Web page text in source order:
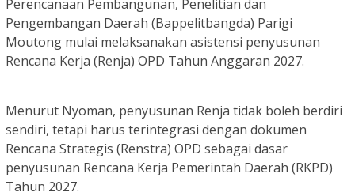
Perencanaan Pembangunan, Penelitian dan
Pengembangan Daerah (Bappelitbangda) Parigi
Moutong mulai melaksanakan asistensi penyusunan
Rencana Kerja (Renja) OPD Tahun Anggaran 2027.
Menurut Nyoman, penyusunan Renja tidak boleh berdiri
sendiri, tetapi harus terintegrasi dengan dokumen
Rencana Strategis (Renstra) OPD sebagai dasar
penyusunan Rencana Kerja Pemerintah Daerah (RKPD)
Tahun 2027.